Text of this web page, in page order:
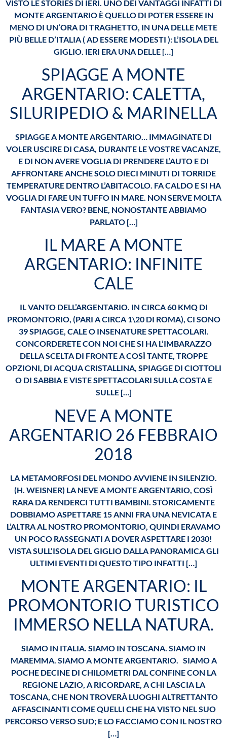
VISTO LE STORIES DI IERI. UNO DEI VANTAGGI INFATTI DI
MONTE ARGENTARIO È QUELLO DI POTER ESSERE IN
MENO DI UN’ORA DI TRAGHETTO, IN UNA DELLE METE
PIÙ BELLE D’ITALIA ( AD ESSERE MODESTI ): L’ISOLA DEL
GIGLIO. IERI ERA UNA DELLE […]
SPIAGGE A MONTE
ARGENTARIO: CALETTA,
SILURIPEDIO & MARINELLA
SPIAGGE A MONTE ARGENTARIO… IMMAGINATE DI
VOLER USCIRE DI CASA, DURANTE LE VOSTRE VACANZE,
E DI NON AVERE VOGLIA DI PRENDERE L’AUTO E DI
AFFRONTARE ANCHE SOLO DIECI MINUTI DI TORRIDE
TEMPERATURE DENTRO L’ABITACOLO. FA CALDO E SI HA
VOGLIA DI FARE UN TUFFO IN MARE. NON SERVE MOLTA
FANTASIA VERO? BENE, NONOSTANTE ABBIAMO
PARLATO […]
IL MARE A MONTE
ARGENTARIO: INFINITE
CALE
IL VANTO DELL’ARGENTARIO. IN CIRCA 60 KMQ DI
PROMONTORIO, (PARI A CIRCA 1\20 DI ROMA), CI SONO
39 SPIAGGE, CALE O INSENATURE SPETTACOLARI.
CONCORDERETE CON NOI CHE SI HA L’IMBARAZZO
DELLA SCELTA DI FRONTE A COSÌ TANTE, TROPPE
OPZIONI, DI ACQUA CRISTALLINA, SPIAGGE DI CIOTTOLI
O DI SABBIA E VISTE SPETTACOLARI SULLA COSTA E
SULLE […]
NEVE A MONTE
ARGENTARIO 26 FEBBRAIO
2018
LA METAMORFOSI DEL MONDO AVVIENE IN SILENZIO.
(H. WEISNER) LA NEVE A MONTE ARGENTARIO, COSÌ
RARA DA RENDERCI TUTTI BAMBINI. STORICAMENTE
DOBBIAMO ASPETTARE 15 ANNI FRA UNA NEVICATA E
L’ALTRA AL NOSTRO PROMONTORIO, QUINDI ERAVAMO
UN POCO RASSEGNATI A DOVER ASPETTARE I 2030!
VISTA SULL’ISOLA DEL GIGLIO DALLA PANORAMICA GLI
ULTIMI EVENTI DI QUESTO TIPO INFATTI […]
MONTE ARGENTARIO: IL
PROMONTORIO TURISTICO
IMMERSO NELLA NATURA.
SIAMO IN ITALIA. SIAMO IN TOSCANA. SIAMO IN
MAREMMA. SIAMO A MONTE ARGENTARIO. SIAMO A
POCHE DECINE DI CHILOMETRI DAL CONFINE CON LA
REGIONE LAZIO, A RICORDARE, A CHI LASCIA LA
TOSCANA, CHE NON TROVERÀ LUOGHI ALTRETTANTO
AFFASCINANTI COME QUELLI CHE HA VISTO NEL SUO
PERCORSO VERSO SUD; E LO FACCIAMO CON IL NOSTRO
[…]